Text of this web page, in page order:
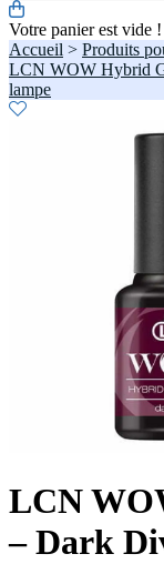
Votre panier est vide !
Accueil > Produits
LCN WOW Hybrid
lampe
LCN
– Dark